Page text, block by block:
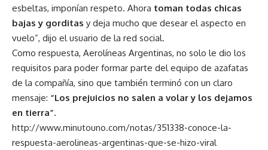
esbeltas, imponían respeto. Ahora toman todas chicas
bajas y gorditas y deja mucho que desear el aspecto en
vuelo”, dijo el usuario de la red social.
Como respuesta, Aerolíneas Argentinas, no solo le dio los
requisitos para poder formar parte del equipo de azafatas
de la compañía, sino que también terminó con un claro
mensaje: “Los prejuicios no salen a volar y los dejamos
en tierra”.
http://www.minutouno.com/notas/351338-conoce-la-
respuesta-aerolineas-argentinas-que-se-hizo-viral